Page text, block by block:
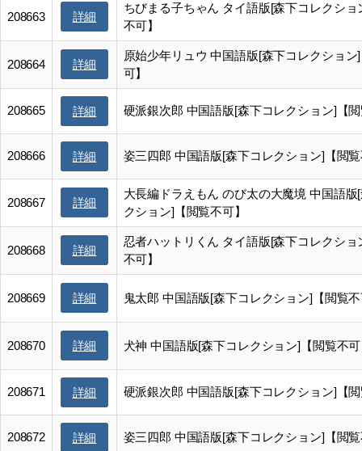
208663 詳細
ちびまる子ちゃん タイ語版[森下コレクショ
不可】
208664 詳細
原始少年リュウ 中国語版[森下コレクション
可】
208665 詳細 硬派銀次郎 中国語版[森下コレクション]【
208666 詳細 姿三四郎 中国語版[森下コレクション]【閲
208667 詳細
大長編ドラえもん のび太の大魔境 中国語版
クション]【閲覧不可】
208668 詳細
忍者ハットリくん タイ語版[森下コレクショ
不可】
208669 詳細 鬼太郎 中国語版[森下コレクション]【閲覧
208670 詳細 犬神 中国語版[森下コレクション]【閲覧不
208671 詳細 硬派銀次郎 中国語版[森下コレクション]【
208672 詳細 姿三四郎 中国語版[森下コレクション]【閲